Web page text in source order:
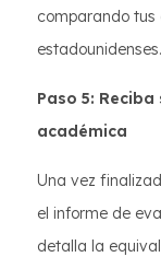
comparando tus
estadounidenses.
Paso 5:
académica
Una vez
el informe de
detalla la